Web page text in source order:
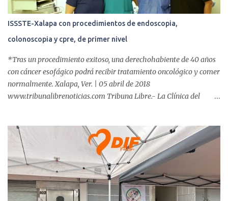
ISSSTE-Xalapa con procedimientos de endoscopia,
colonoscopia y cpre, de primer nivel
*Tras un procedimiento exitoso, una derechohabiente de 40 años
con cáncer esofágico podrá recibir tratamiento oncológico y comer
normalmente. Xalapa, Ver. | 05 abril de 2018
www.tribunalibrenoticias.com Tribuna Libre.- La Clínica del
incluyen endoscopia, colonoscopia y colangiopancreatografía
retrógrada endoscópica (CPRE), con equipo de alta tecnología de
videoendoscopia gástrica y con especialistas certificados. Además
se cuenta con endoscopios de última tecnología que permiten
diagnósticos con mayor certeza y sin dolor para el paciente, a
través de la atención de un equipo de profesionales